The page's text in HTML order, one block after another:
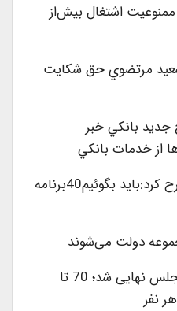
اشتغال بيش‌از
مرتضوي حق شكايت
بانکي خبر
از خدمات بانکي
دکتر محمود سریع‌القلم مطرح کرد:باید بگوئیم40برنامه
دولت می‌شوند
-بسته ویژه عیدی دولت و مجلس نهایی شد؛ 70 تا